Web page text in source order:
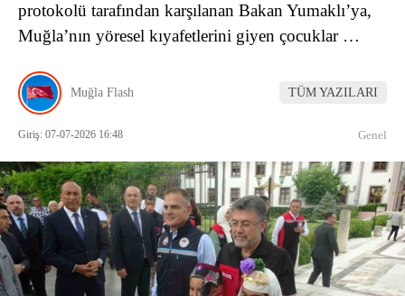
protokolü tarafından karşılanan Bakan Yumaklı’ya,
Muğla’nın yöresel kıyafetlerini giyen çocuklar …
Muğla Flash TÜM YAZILARI
Giriş: 07-07-2026 16:48 Genel